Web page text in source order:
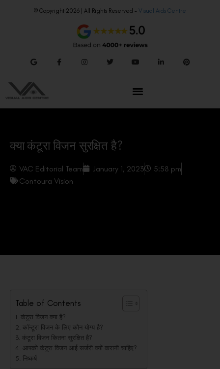
© Copyright 2026 | All Rights Reserved – Visual Aids Centre
क्या कंटूरा विजन सुरक्षित है?
VAC Editorial Team January 1, 2023
5:58 pm
Contoura Vision
Table of Contents
कंटूरा विजन क्या है?
कॉन्टूरा विजन के लिए कौन योग्य है?
कंटूरा विजन कितना सुरक्षित है?
आपको कंटूरा विजन आई सर्जरी क्यों करानी चाहिए?
निष्कर्ष